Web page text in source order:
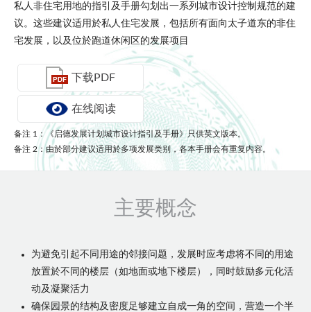
私人非住宅用地的指引及手册勾划出一系列城市设计控制规范的建
议。这些建议适用於私人住宅发展，包括所有面向太子道东的非住
宅发展，以及位於跑道休闲区的发展项目
下载PDF
在线阅读
备注 1：《启德发展计划城市设计指引及手册》只供英文版本。
备注 2：由於部分建议适用於多项发展类别，各本手册会有重复内容。
主要概念
为避免引起不同用途的邻接问题，发展时应考虑将不同的用途
放置於不同的楼层（如地面或地下楼层），同时鼓励多元化活
动及凝聚活力
确保园景的结构及密度足够建立自成一角的空间，营造一个半